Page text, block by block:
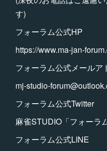
す)
フォーラム公式HP
https://www.ma-jan-
フォーラム公式メールア
mj-studio-
フォーラム公式Twitter
麻雀STUDIO「フォーラ
フォーラム公式LINE